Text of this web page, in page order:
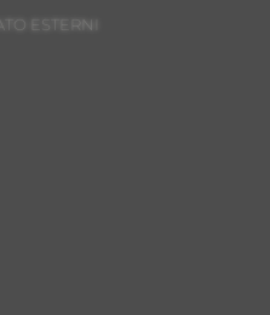
ESTERNI